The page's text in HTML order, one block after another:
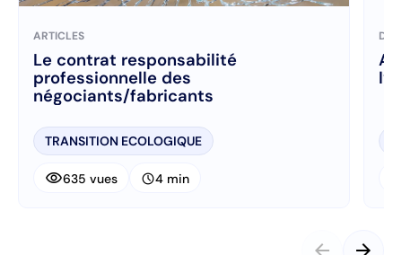
ARTICLES
Le contrat responsabilité
professionnelle des
négociants/fabricants
TRANSITION ECOLOGIQUE
visibility635 vues schedule4 min